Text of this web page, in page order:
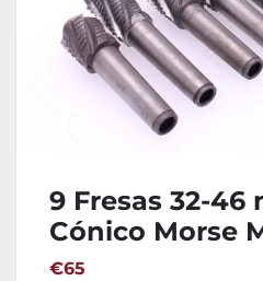
9 Fresas 32-46
Cónico Morse
M16
€65